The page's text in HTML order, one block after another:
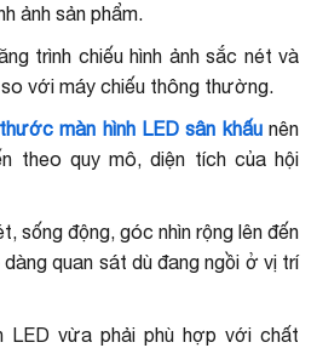
ảnh sản phẩm.
trình chiếu hình ảnh sắc nét và
với máy chiếu thông thường.
màn hình LED sân khấunên
theo quy mô, diện tích của hội
sống động, góc nhìn rộng lên đến
quan sát dù đang ngồi ở vị trí
LED vừa phải phù hợp với chất